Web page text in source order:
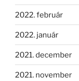
2022. február
2022. január
2021. december
2021. november